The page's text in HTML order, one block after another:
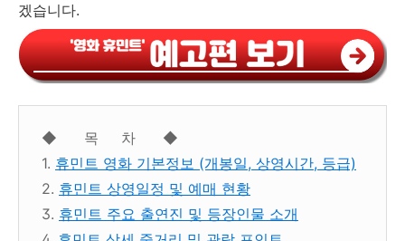
겠습니다.
◆ 목 차 ◆
1. 휴민트 영화 기본정보 (개봉일, 상영시간, 등급)
2. 휴민트 상영일정 및 예매 현황
3. 휴민트 주요 출연진 및 등장인물 소개